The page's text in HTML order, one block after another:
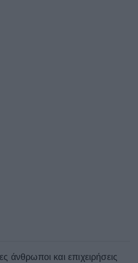
άνθρωποι και επιχειρήσεις